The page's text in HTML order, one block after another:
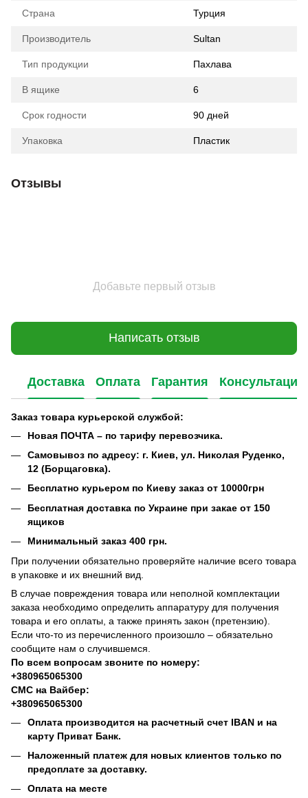
Страна Турция
Производитель Sultan
Тип продукции Пахлава
В ящике 6
Срок годности 90 дней
Упаковка Пластик
Отзывы
Добавьте первый отзыв
Написать отзыв
Доставка Оплата Гарантия Консультация
Заказ товара курьерской службой:
Новая ПОЧТА – по тарифу перевозчика.
Самовывоз по адресу: г. Киев, ул. Николая Руденко,
12 (Борщаговка).
Бесплатно курьером по Киеву заказ от 10000грн
Бесплатная доставка по Украине при закае от 150
ящиков
Минимальный заказ 400 грн.
При получении обязательно проверяйте наличие всего товара
в упаковке и их внешний вид.
В случае повреждения товара или неполной комплектации
заказа необходимо определить аппаратуру для получения
товара и его оплаты, а также принять закон (претензию).
Если что-то из перечисленного произошло – обязательно
сообщите нам о случившемся.
По всем вопросам звоните по номеру:
+380965065300
СМС на Вайбер:
+380965065300
Оплата производится на расчетный счет IBAN и на
карту Приват Банк.
Наложенный платеж для новых клиентов только по
предоплате за доставку.
Оплата на месте